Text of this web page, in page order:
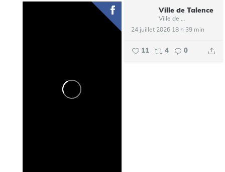
Ville de Talence
24 juillet 2026 18 h 39 min
11 4 0